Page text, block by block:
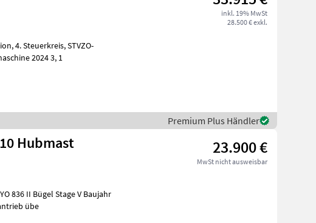
inkl. 19% MwSt
28.500 € exkl.
GutachtenStandard Schaufel 110 cm und Palettengabel Neumaschine 2024 3, 1
Premium Plus Händler
Hubmast 23.900 €
MwSt nicht ausweisbar
m Hubhöhe / Hubmast Allradantrieb übe